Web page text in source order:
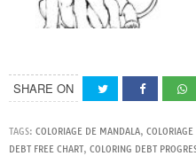
SHARE ON
TAGS: COLORIAGE DE MANDALA,
DEBT FREE CHART, COLORING DEBT